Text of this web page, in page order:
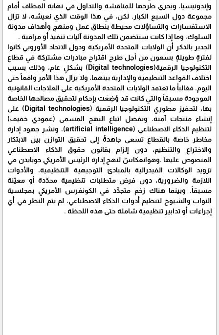
وإندونيسيا، ويجري طرحها للمناقشة والتداول في نهاية المطاف أمام
مجموعة دول السبع الكبار. لكن، في هذا الوقت الذي نعيشه، لا تزال
الاستفسارات والتساؤلات محيطة بنطاق عمل ومنهج وأهداف مدونة
السلوك، وما إذا كانت ستتضمن تلك المدونة آليات تنفيذ أو مراقبة .
الجدير بالذكر أن الولايات المتحدة الأمريكية ودول الاتحاد الأوروبي كانوا
لفترةٍ طويلةٍ بسعون من أجل طرح اقتراح مبادرات مشتركة في قطاع
التكنولوجيا الرقمية(Digital technologies) بشكلٍ عام، وذلك بسبب
اختلاف القواعد التنظيمية والإدارية بينهما، ولا يزال هذا الأمر واقعاً حتى
اليوم. فغالباً ما تعتمد الولايات المتحدة الأمريكية على العلاجات القانونية
الموجودة مسبقاً والتي كانت قد وُضِعَت بإحكام لتحقيق مصالحها الخاصة
بها، لتحفيز مطوري التكنولوجيا الرقمية (Digital technologies) على
إنشاء منتجات آمنة. وتفضل اتباع النهج المسمى (عمودي خفيف)
لتنظيم الذكاء الاصطناعي (artificial intelligence)، ونشر جهود إدارة
مخاطر خاصة بالقطاع تسعى جاهدةً إلى تحقيق التوازن بين الابتكار
والاختراع والتنظيم، دون إلزام بقانون حقوق الذكاء الاصطناعي
المنصوص عليها .وهوانعكاسٌ لنهج إدارة الرئيس الأمريكي جوبايدن في
تزويد الوكالات الفيدرالية بالمبادئ التوجيهية التنظيمية، والأدوات
اللازمة والضرورية، دون فرض متطلبات تنظيمية محدّدة أو معيّنة
مسبقاً. وبينما هناك زخم متجدِّد في الكونغرس الأمريكي بمجلسية
النواب والشيوخ لتنظيم أدوات الذكاء الاصطناعي، لم يتم النظر في أي
إجراءات أو تدابير تنظيمية شاملة حتى هذه اللحظة .